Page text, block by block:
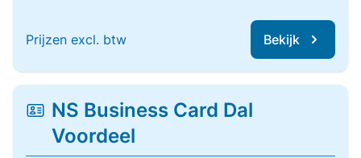
Prijzen excl. btw Bekijk
NS Business Card Dal
Voordeel